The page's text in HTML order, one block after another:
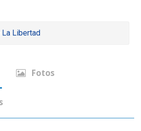
La Libertad
Fotos